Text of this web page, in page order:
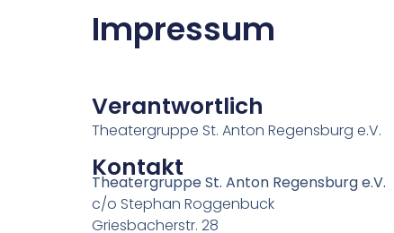
Impressum
Verantwortlich
Theatergruppe St. Anton Regensburg e.V.
Kontakt
Theatergruppe St. Anton Regensburg e.V.
c/o Stephan Roggenbuck
Griesbacherstr. 28